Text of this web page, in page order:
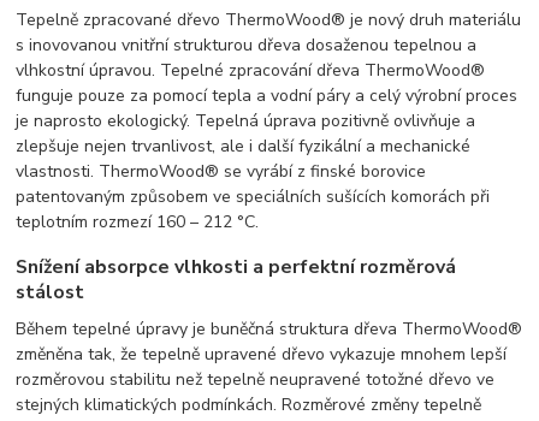
Tepelně zpracované dřevo ThermoWood® je nový druh materiálu
s inovovanou vnitřní strukturou dřeva dosaženou tepelnou a
vlhkostní úpravou. Tepelné zpracování dřeva ThermoWood®
funguje pouze za pomocí tepla a vodní páry a celý výrobní proces
je naprosto ekologický. Tepelná úprava pozitivně ovlivňuje a
zlepšuje nejen trvanlivost, ale i další fyzikální a mechanické
vlastnosti. ThermoWood® se vyrábí z finské borovice
patentovaným způsobem ve speciálních sušících komorách při
teplotním rozmezí 160 – 212 °C.
Snížení absorpce vlhkosti a perfektní rozměrová
stálost
Během tepelné úpravy je buněčná struktura dřeva ThermoWood®
změněna tak, že tepelně upravené dřevo vykazuje mnohem lepší
rozměrovou stabilitu než tepelně neupravené totožné dřevo ve
stejných klimatických podmínkách. Rozměrové změny tepelně